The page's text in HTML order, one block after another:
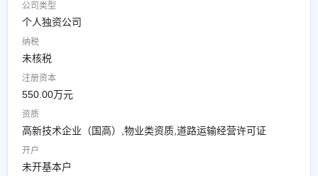
公司类型
个人独资公司
纳税
未核税
注册资本
550.00万元
资质
高新技术企业（国高）,物业类资质,道路运输经营许可证
开户
未开基本户